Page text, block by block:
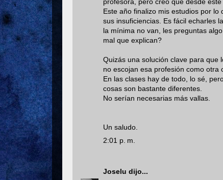
Este año finalizo mis estudios por
sus insuficiencias. Es fácil echarles
la mínima no van, les preguntas
mal que explican?
Quizás una solución clave para que
no escojan esa profesión como otra
En las clases hay de todo, lo sé,
cosas son bastante diferentes.
No serían necesarias más vallas.
Un saludo.
2:01 p. m.
Joselu dijo...